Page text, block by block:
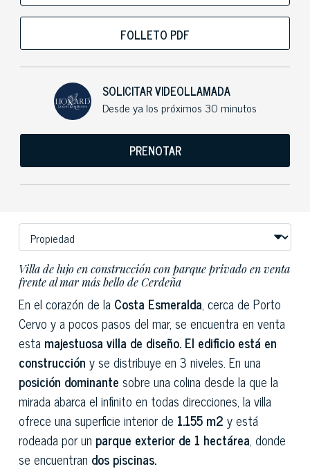
FOLLETO PDF
SOLICITAR VIDEOLLAMADA
Desde ya los próximos 30 minutos
PRENOTAR
Villa de lujo en construcción con parque privado en venta
frente al mar más bello de Cerdeña
En el corazón de la Costa Esmeralda, cerca de Porto
Cervo y a pocos pasos del mar, se encuentra en venta
esta majestuosa villa de diseño. El edificio está en
construcción y se distribuye en 3 niveles. En una
posición dominante sobre una colina desde la que la
mirada abarca el infinito en todas direcciones, la villa
ofrece una superficie interior de 1.155 m2 y está
rodeada por un parque exterior de 1 hectárea, donde
se encuentran dos piscinas.